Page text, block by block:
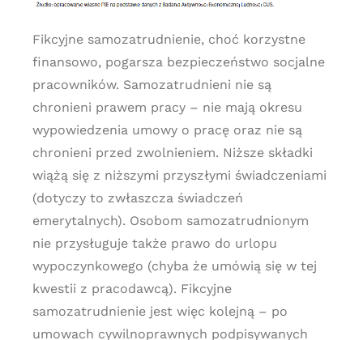
Fikcyjne samozatrudnienie, choć korzystne
finansowo, pogarsza bezpieczeństwo socjalne
pracowników. Samozatrudnieni nie są
chronieni prawem pracy – nie mają okresu
wypowiedzenia umowy o pracę oraz nie są
chronieni przed zwolnieniem. Niższe składki
wiążą się z niższymi przyszłymi świadczeniami
(dotyczy to zwłaszcza świadczeń
emerytalnych). Osobom samozatrudnionym
nie przysługuje także prawo do urlopu
wypoczynkowego (chyba że umówią się w tej
kwestii z pracodawcą). Fikcyjne
samozatrudnienie jest więc kolejną – po
umowach cywilnoprawnych podpisywanych